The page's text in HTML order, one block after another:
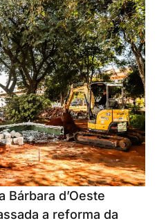
Bárbara d’Oeste
a reforma da